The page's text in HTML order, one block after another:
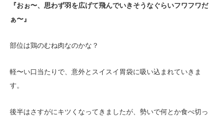
『おぉ〜、思わず羽を広げて飛んでいきそうなぐらいフワフワだ
ぁ〜』
部位は鶏のむね肉なのかな？
軽〜い口当たりで、意外とスイスイ胃袋に吸い込まれていきま
す。
後半はさすがにキツくなってきましたが、勢いで何とか食べ切っ